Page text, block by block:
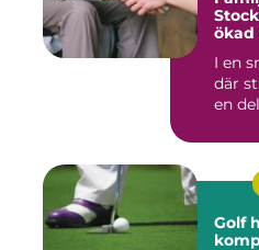
ökad
I en
där
en
Golf